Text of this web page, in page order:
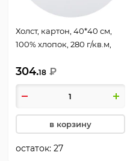
Холст, картон, 40*40 см,
100% хлопок, 280 г/кв.м,
242242
304.18 ₽
в корзину
остаток:27